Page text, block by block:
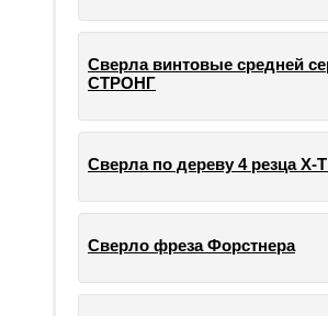
Сверла винтовые средней
СТРОНГ
Сверла по дереву 4 резца Х-
Сверло фреза Форстнера